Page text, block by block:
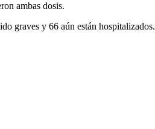
ambas dosis.
graves y 66 aún están hospitalizados.